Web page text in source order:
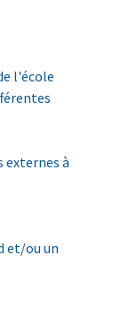
l'école
externes à
et/ou un